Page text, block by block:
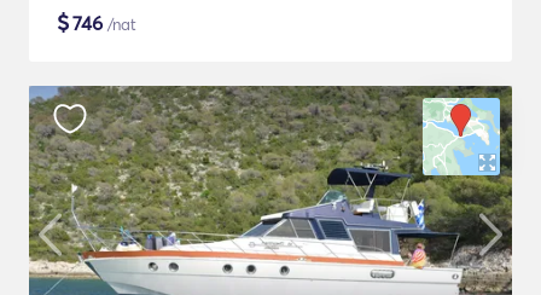
$746 /nat